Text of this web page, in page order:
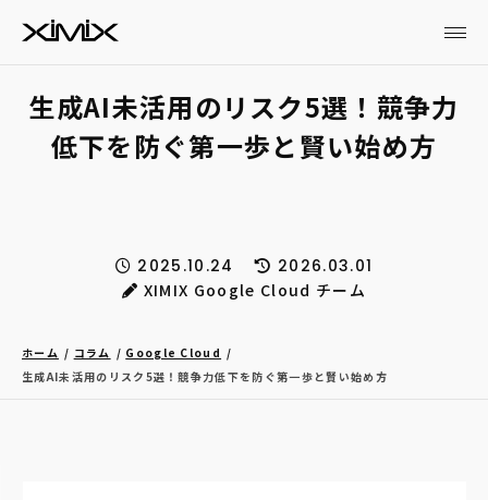
生成AI未活用のリスク5選！競争力
低下を防ぐ第一歩と賢い始め方
2025.10.24
2026.03.01
XIMIX Google Cloud チーム
ホーム コラム
Google Cloud
生成AI未活用のリスク5選！競争力低下を防ぐ第一歩と賢い始め方